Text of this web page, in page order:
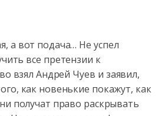
а вот подача… Не успел
все претензии к
взял Андрей Чуев и заявил,
как новенькие покажут, как
получат право раскрывать